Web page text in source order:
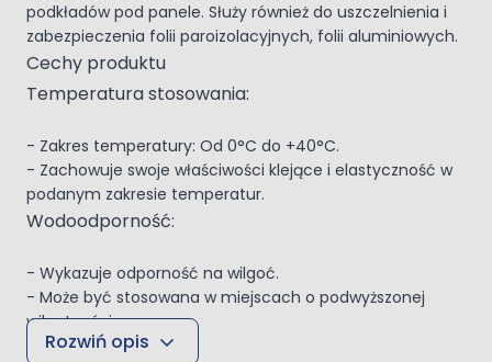
podkładów pod panele. Służy również do uszczelnienia i
zabezpieczenia folii paroizolacyjnych, folii aluminiowych.
Cechy produktu
Temperatura stosowania:
- Zakres temperatury: Od 0°C do +40°C.
- Zachowuje swoje właściwości klejące i elastyczność w
podanym zakresie temperatur.
Wodoodporność:
- Wykazuje odporność na wilgoć.
- Może być stosowana w miejscach o podwyższonej
wilgotności.
Ogrzewanie:
Rozwiń opis